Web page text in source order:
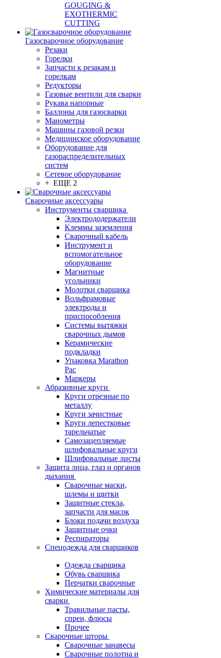
GOUGING &
EXOTHERMIC
CUTTING
Газосварочное оборудование
Резаки
Горелки
Запчасти к резакам и
горелкам
Редукторы
Газовые вентили для сварки
Рукава напорные
Баллоны для газосварки
Манометры
Машины газовой резки
Медицинское оборудование
Оборудование для
газораспределительных
систем
Сетевое оборудование
+ ЕЩЕ 2
Сварочные аксессуары
Инструменты сварщика
Электрододержатели
Клеммы заземления
Сварочный кабель
Инструмент и
вспомогательное
оборудование
Магнитные
угольники
Молотки сварщика
Вольфрамовые
электроды и
приспособления
Системы вытяжки
сварочных дымов
Керамические
подкладки
Упаковка Marathon
Pac
Маркеры
Абразивные круги
Круги отрезные по
металлу
Круги зачистные
Круги лепестковые
тарельчатые
Самозацепляемые
шлифовальные круги
Шлифовальные листы
Защита лица, глаз и органов
дыхания
Сварочные маски,
шлемы и щитки
Защитные стекла,
запчасти для масок
Блоки подачи воздуха
Защитные очки
Респираторы
Спецодежда для сварщиков
Одежда сварщика
Обувь сварщика
Перчатки сварочные
Химические материалы для
сварки
Травильные пасты,
спреи, флюсы
Прочее
Сварочные шторы
Сварочные занавесы
Сварочные полотна и